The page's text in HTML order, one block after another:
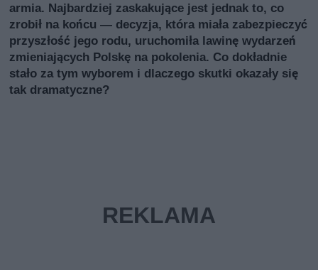
armia. Najbardziej zaskakujące jest jednak to, co
zrobił na końcu — decyzja, która miała zabezpieczyć
przyszłość jego rodu, uruchomiła lawinę wydarzeń
zmieniających Polskę na pokolenia. Co dokładnie
stało za tym wyborem i dlaczego skutki okazały się
tak dramatyczne?